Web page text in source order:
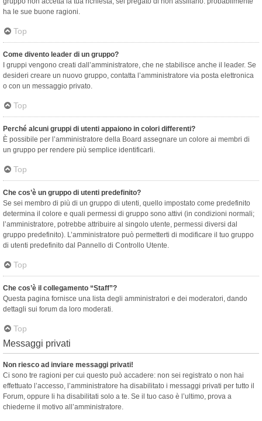
ha le sue buone ragioni.
Top
Come divento leader di un gruppo?
I gruppi vengono creati dall’amministratore, che ne stabilisce anche il leader. Se
desideri creare un nuovo gruppo, contatta l’amministratore via posta elettronica
o con un messaggio privato.
Top
Perché alcuni gruppi di utenti appaiono in colori differenti?
È possibile per l’amministratore della Board assegnare un colore ai membri di
un gruppo per rendere più semplice identificarli.
Top
Che cos’è un gruppo di utenti predefinito?
Se sei membro di più di un gruppo di utenti, quello impostato come predefinito
determina il colore e quali permessi di gruppo sono attivi (in condizioni normali;
l’amministratore, potrebbe attribuire al singolo utente, permessi diversi dal
gruppo predefinito). L’amministratore può permetterti di modificare il tuo gruppo
di utenti predefinito dal Pannello di Controllo Utente.
Top
Che cos’è il collegamento “Staff”?
Questa pagina fornisce una lista degli amministratori e dei moderatori, dando
dettagli sui forum da loro moderati.
Top
Messaggi privati
Non riesco ad inviare messaggi privati!
Ci sono tre ragioni per cui questo può accadere: non sei registrato o non hai
effettuato l’accesso, l’amministratore ha disabilitato i messaggi privati per tutto il
Forum, oppure li ha disabilitati solo a te. Se il tuo caso è l’ultimo, prova a
chiederne il motivo all’amministratore.